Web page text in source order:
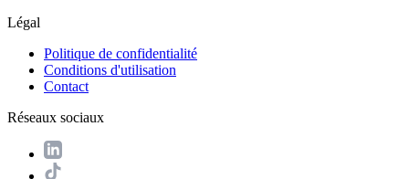
Légal
Politique de confidentialité
Conditions d'utilisation
Contact
Réseaux sociaux